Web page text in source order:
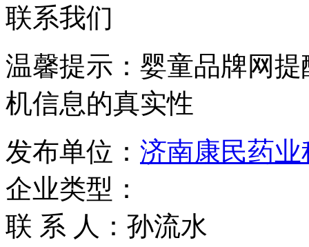
联系我们
温馨提示：婴童品牌网
机信息的真实性
发布单位： 济南康民药
企业类型：
联 系 人：孙流水